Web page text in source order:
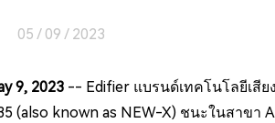
05 / 09 / 2023
9, 2023 -- Edifier แบรนด์เทคโนโลยีเสีย
(also known as NEW-X) ชนะในสาขา